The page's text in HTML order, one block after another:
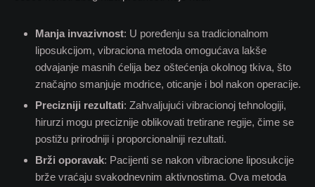
Manja invazivnost: U poređenju sa tradicionalnom
liposukcijom, vibraciona metoda omogućava lakše
odvajanje masnih ćelija bez oštećenja okolnog tkiva, što
značajno smanjuje modrice, oticanje i bol nakon operacije.
Precizniji rezultati: Zahvaljujući vibracionoj tehnologiji,
hirurzi mogu preciznije oblikovati tretirane regije, čime se
postižu prirodniji i proporcionalniji rezultati.
Brži oporavak: Pacijenti se nakon vibracione liposukcije
brže vraćaju svakodnevnim aktivnostima. Ova metoda